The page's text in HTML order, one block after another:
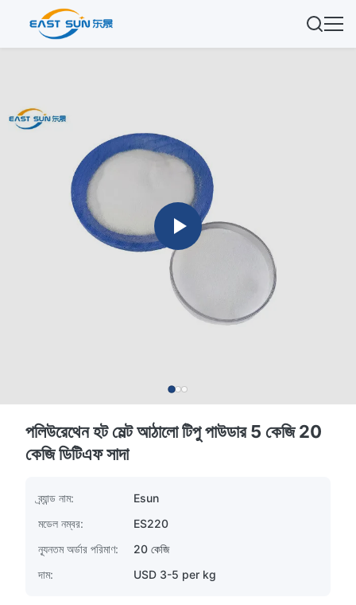
পলিউরেথেন হট মেল্ট আঠালো টিপু পাউডার 5 কেজি 20
কেজি ডিটিএফ সাদা
ব্র্যান্ড নাম:
Esun
মডেল নম্বর:
ES220
ন্যূনতম অর্ডার পরিমাণ:
20 কেজি
দাম:
USD 3-5 per kg